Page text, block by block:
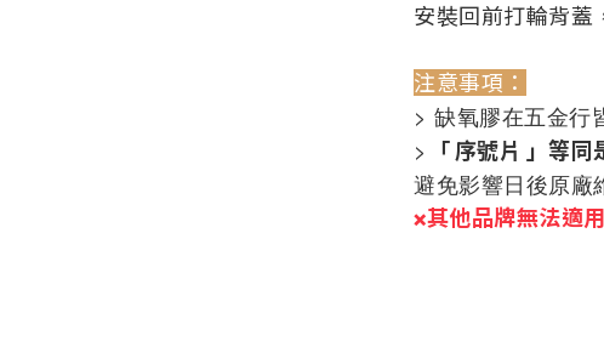
安裝回前打輪背蓋
注意事項：
> 缺氧膠在五金行
>
「 序號片 」等
避免影響日後原廠
❌其他品牌無法適用